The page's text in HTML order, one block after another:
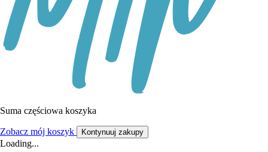
Suma częściowa koszyka
Zobacz mój koszyk Kontynuuj zakupy
Loading...